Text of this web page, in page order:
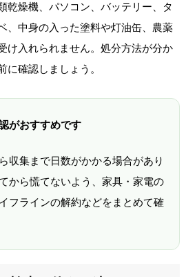
乾燥機、パソコン、バッテリー、タ
、中身の入った塗料や灯油缶、農薬
け入れられません。処分方法が分か
に確認しましょう。
がおすすめです
収集まで日数がかかる場合があり
から慌てないよう、家具・家電の
フラインの解約などをまとめて確